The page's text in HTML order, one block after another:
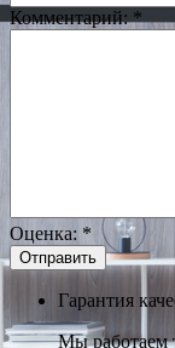
Комментарий:*
Оценка: *
Гарантия
Мы работаем